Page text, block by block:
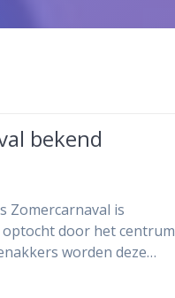
bekend
Zomercarnaval is
door het centrum
worden deze…